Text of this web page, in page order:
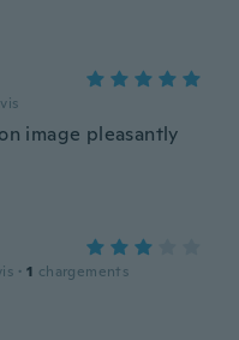
image pleasantly
· 1 chargements